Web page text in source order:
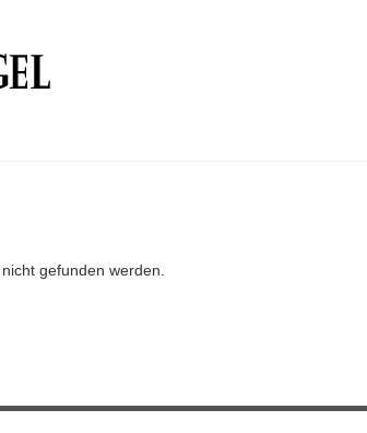
gefunden werden.